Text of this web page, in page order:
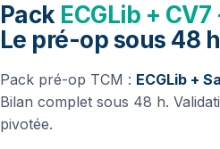
Pack ECGLib +
Le pré-op sous 48
Pack pré-op TCM : ECGLib +
Bilan complet sous 48 h.
pivotée.